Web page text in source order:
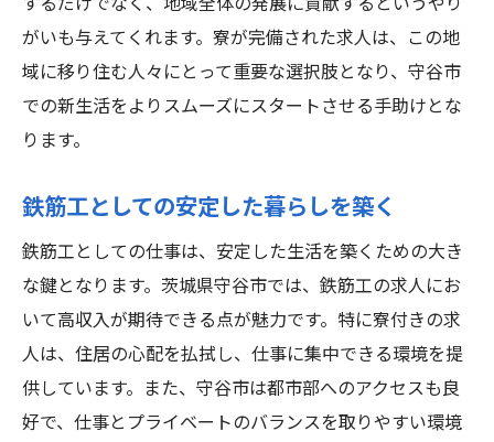
がいも与えてくれます。寮が完備された求人は、この地
域に移り住む人々にとって重要な選択肢となり、守谷市
での新生活をよりスムーズにスタートさせる手助けとな
ります。
鉄筋工としての安定した暮らしを築く
鉄筋工としての仕事は、安定した生活を築くための大き
な鍵となります。茨城県守谷市では、鉄筋工の求人にお
いて高収入が期待できる点が魅力です。特に寮付きの求
人は、住居の心配を払拭し、仕事に集中できる環境を提
供しています。また、守谷市は都市部へのアクセスも良
好で、仕事とプライベートのバランスを取りやすい環境